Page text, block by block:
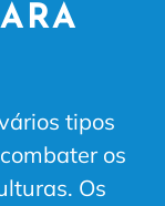
tipos
os
Os